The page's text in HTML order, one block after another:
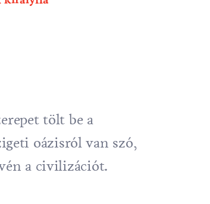
tölt be a
oázisról van szó,
a civilizációt.